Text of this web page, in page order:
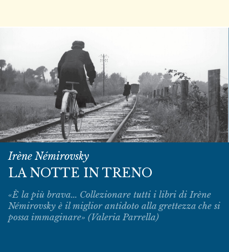
Irène Némirovsky
LA NOTTE IN TRENO
«È la più brava... Collezionare tutti i libri di Irène
Némirovsky è il miglior antidoto alla grettezza che si
possa immaginare» (Valeria Parrella)